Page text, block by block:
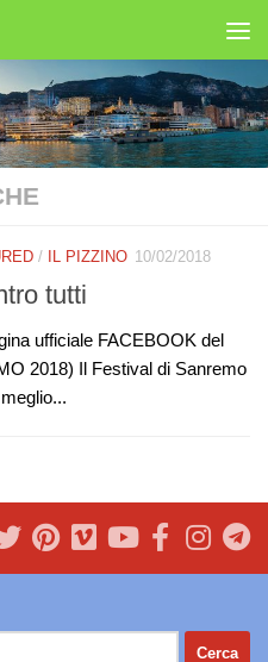
/ IL PIZZINO 10/02/2018
tutti
ufficiale FACEBOOK del
2018) Il Festival di Sanremo